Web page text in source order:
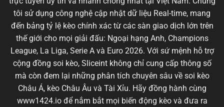
tôi sử dụng công nghệ cập nhật dữ liệu Real-time, mang
đến bảng tỷ lệ kèo chính xác từ các sàn giao dịch lớn trên
thế giới cho mọi giải đấu: Ngoại hạng Anh, Champions
League, La Liga, Serie A và Euro 2026. Với sứ mệnh hỗ trợ
cộng đồng soi kèo, Sliceint không chỉ cung cấp thông số
mà còn đem lại những phân tích chuyên sâu về soi kèo
Châu Á, kèo Châu Âu và Tài Xỉu. Hãy đồng hành cùng
www1424.iođể nắm bắt mọi biến động kèo và đưa ra